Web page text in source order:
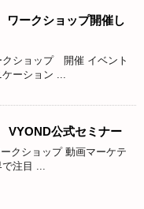
ークショップ開催し
クショップ 開催 イベント
ーション ...
VYOND公式セミナー
クショップ 動画マーケテ
で注目 ...